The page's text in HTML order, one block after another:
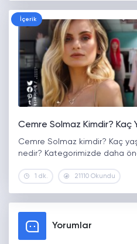
İçerik
Cemre Solmaz Kimdir? Kaç
Cemre Solmaz kimdir? Kaç
nedir? Kategorimizde daha
1 dk. 21110 Okundu
Yorumlar